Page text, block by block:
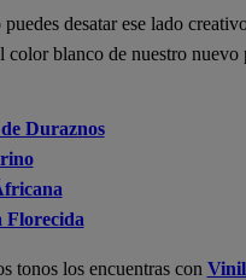
desatar ese lado
color blanco de nuestro
Duraznos
Florecida
tonos los encuentras con